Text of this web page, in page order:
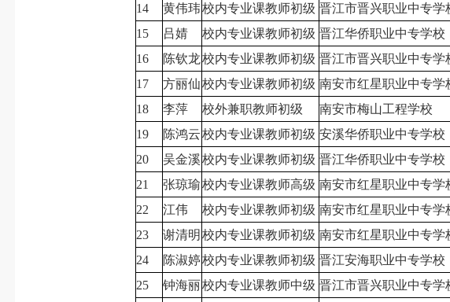
14
黄伟玮校内专业课教师初级 晋江市晋兴职业中专学
15
吕婧 校内专业课教师初级 晋江华侨职业中专学校
16
陈钦龙校内专业课教师初级 晋江市晋兴职业中专学
17
方丽仙校内专业课教师初级 南安市红星职业中专学
18
李萍 校外兼职教师初级 南安市梅山工程学校
19
陈鸿云校内专业课教师初级 安溪华侨职业中专学校
20
吴金溪校内专业课教师初级 晋江华侨职业中专学校
21
张琼瑜校内专业课教师高级 南安市红星职业中专学
22
江伟 校内专业课教师初级 南安市红星职业中专学
23
谢清明 校内专业课教师初级 南安市红星职业中专学
24
陈淑婷校内专业课教师初级 晋江安海职业中专学校
25
钟海丽校内专业课教师中级 晋江市晋兴职业中专学